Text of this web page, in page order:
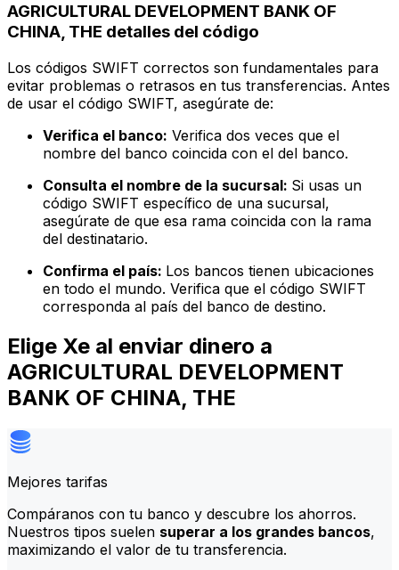
AGRICULTURAL DEVELOPMENT BANK OF
CHINA, THE detalles del código
Los códigos SWIFT correctos son fundamentales para
evitar problemas o retrasos en tus transferencias. Antes
de usar el código SWIFT, asegúrate de:
Verifica el banco: Verifica dos veces que el
nombre del banco coincida con el del banco.
Consulta el nombre de la sucursal: Si usas un
código SWIFT específico de una sucursal,
asegúrate de que esa rama coincida con la rama
del destinatario.
Confirma el país: Los bancos tienen ubicaciones
en todo el mundo. Verifica que el código SWIFT
corresponda al país del banco de destino.
Elige Xe al enviar dinero a
AGRICULTURAL DEVELOPMENT
BANK OF CHINA, THE
Mejores tarifas
Compáranos con tu banco y descubre los ahorros.
Nuestros tipos suelen superar a los grandes bancos,
maximizando el valor de tu transferencia.